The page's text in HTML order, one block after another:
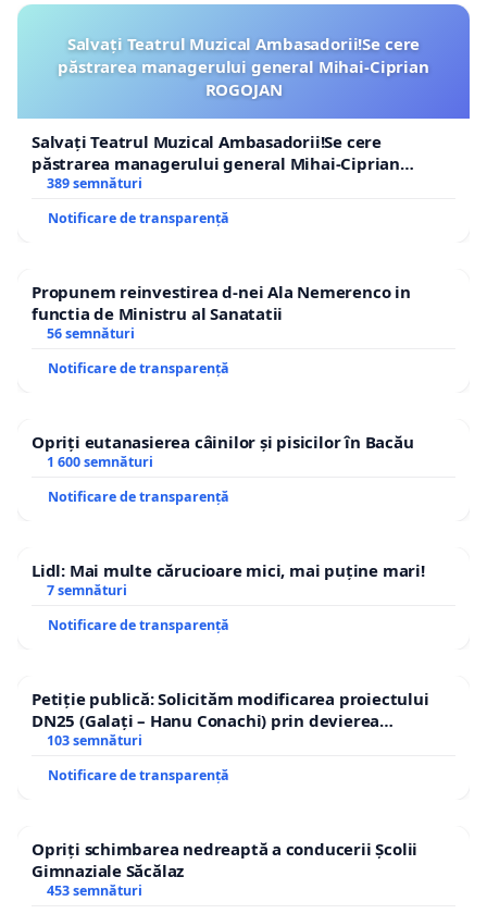
Salvați Teatrul Muzical Ambasadorii!Se cere
păstrarea managerului general Mihai-Ciprian
ROGOJAN
Salvați Teatrul Muzical Ambasadorii!Se cere
păstrarea managerului general Mihai-Ciprian
ROGOJAN
389 semnături
Notificare de transparență
Propunem reinvestirea d-nei Ala Nemerenco in
functia de Ministru al Sanatatii
56 semnături
Notificare de transparență
Opriți eutanasierea câinilor și pisicilor în Bacău
1 600 semnături
Notificare de transparență
Lidl: Mai multe cărucioare mici, mai puține mari!
7 semnături
Notificare de transparență
Petiție publică: Solicităm modificarea proiectului
DN25 (Galați – Hanu Conachi) prin devierea
traseului în afara localităților!
103 semnături
Notificare de transparență
Opriți schimbarea nedreaptă a conducerii Școlii
Gimnaziale Săcălaz
453 semnături